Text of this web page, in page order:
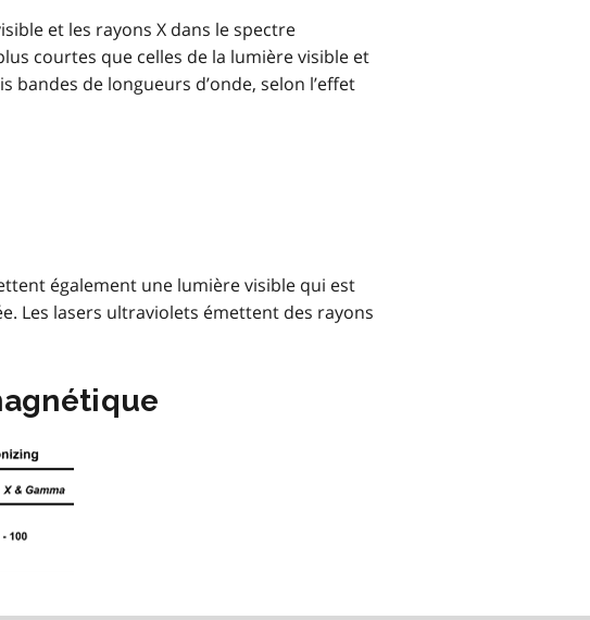
et les rayons X dans le spectre
courtes que celles de la lumière visible et
bandes de longueurs d’onde, selon l’effet
également une lumière visible qui est
Les lasers ultraviolets émettent des rayons